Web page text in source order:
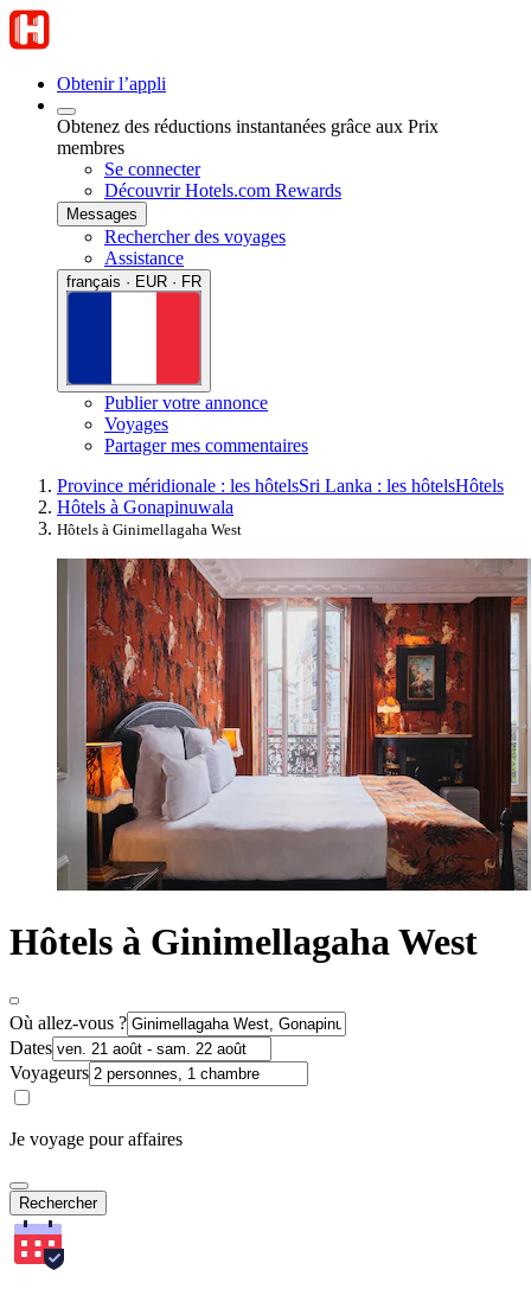
Obtenir l’appli
Obtenez des réductions instantanées grâce aux Prix
membres
Se connecter
Découvrir Hotels.com Rewards
Messages
Rechercher des voyages
Assistance
français · EUR · FR
Publier votre annonce
Voyages
Partager mes commentaires
Province méridionale : les hôtelsSri Lanka : les hôtelsHôtels
Hôtels à Gonapinuwala
Hôtels à Ginimellagaha West
Hôtels à Ginimellagaha West
Où allez-vous ?
Dates
Voyageurs
Je voyage pour affaires
Rechercher